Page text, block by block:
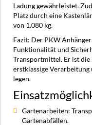
Ladung gewährleistet.
Platz durch eine
von 1.080 kg.
Fazit: Der PKW
Funktionalität und
Transportmittel. Er ist
erstklassige
legen.
Gartenarbeiten:
Gartenabfällen.